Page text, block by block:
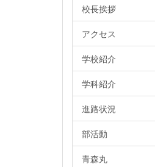
校長挨拶
アクセス
学校紹介
学科紹介
進路状況
部活動
青森丸